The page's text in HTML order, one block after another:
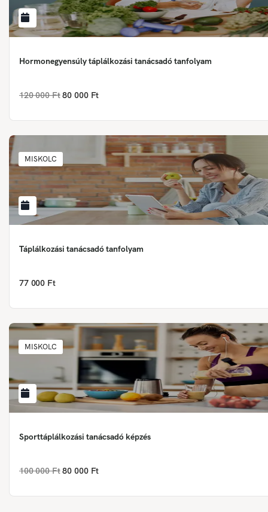
Hormonegyensúly táplálkozási tanácsadó tanfolyam
120 000 Ft 80 000 Ft
MISKOLC
Táplálkozási tanácsadó tanfolyam
77 000 Ft
MISKOLC
Sporttáplálkozási tanácsadó képzés
100 000 Ft 80 000 Ft